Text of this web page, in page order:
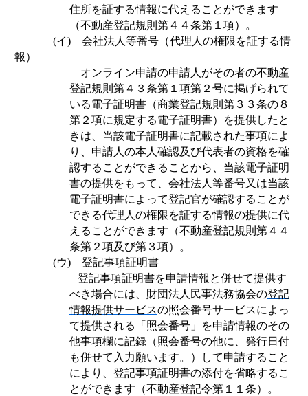
住所を証する情報に代えることができます
（不動産登記規則第４４条第１項）。
(イ) 会社法人等番号（代理人の権限を証する情
報）
オンライン申請の申請人がその者の不動産
登記規則第４３条第１項第２号に掲げられて
いる電子証明書（商業登記規則第３３条の８
第２項に規定する電子証明書）を提供したと
きは、当該電子証明書に記載された事項によ
り、申請人の本人確認及び代表者の資格を確
認することができることから、当該電子証明
書の提供をもって、会社法人等番号又は当該
電子証明書によって登記官が確認することが
できる代理人の権限を証する情報の提供に代
えることができます（不動産登記規則第４４
条第２項及び第３項）。
(ウ) 登記事項証明書
登記事項証明書を申請情報と併せて提供す
べき場合には、財団法人民事法務協会の登記
情報提供サービスの照会番号サービスによっ
て提供される「照会番号」を申請情報のその
他事項欄に記録（照会番号の他に、発行日付
も併せて入力願います。）して申請すること
により、登記事項証明書の添付を省略するこ
とができます（不動産登記令第１１条）。